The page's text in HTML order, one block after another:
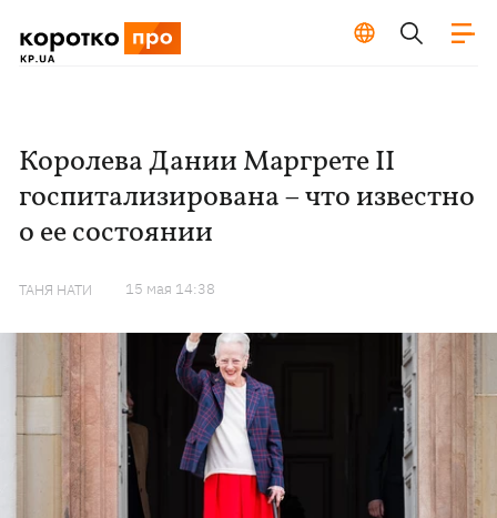
Королева Дании Маргрете II
госпитализирована – что известно
о ее состоянии
ТАНЯ НАТИ 15 мая 14:38